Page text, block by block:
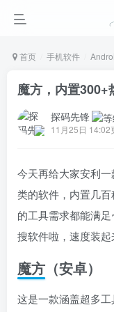
首页 手机软件
魔方，内置300+
探码先锋
11月25日 14:02
今天再给大家安利
类的软件，内置几
的工具需求都能满足
搜软件啦，速度装起
魔方（安卓）
这是一款涵盖超多